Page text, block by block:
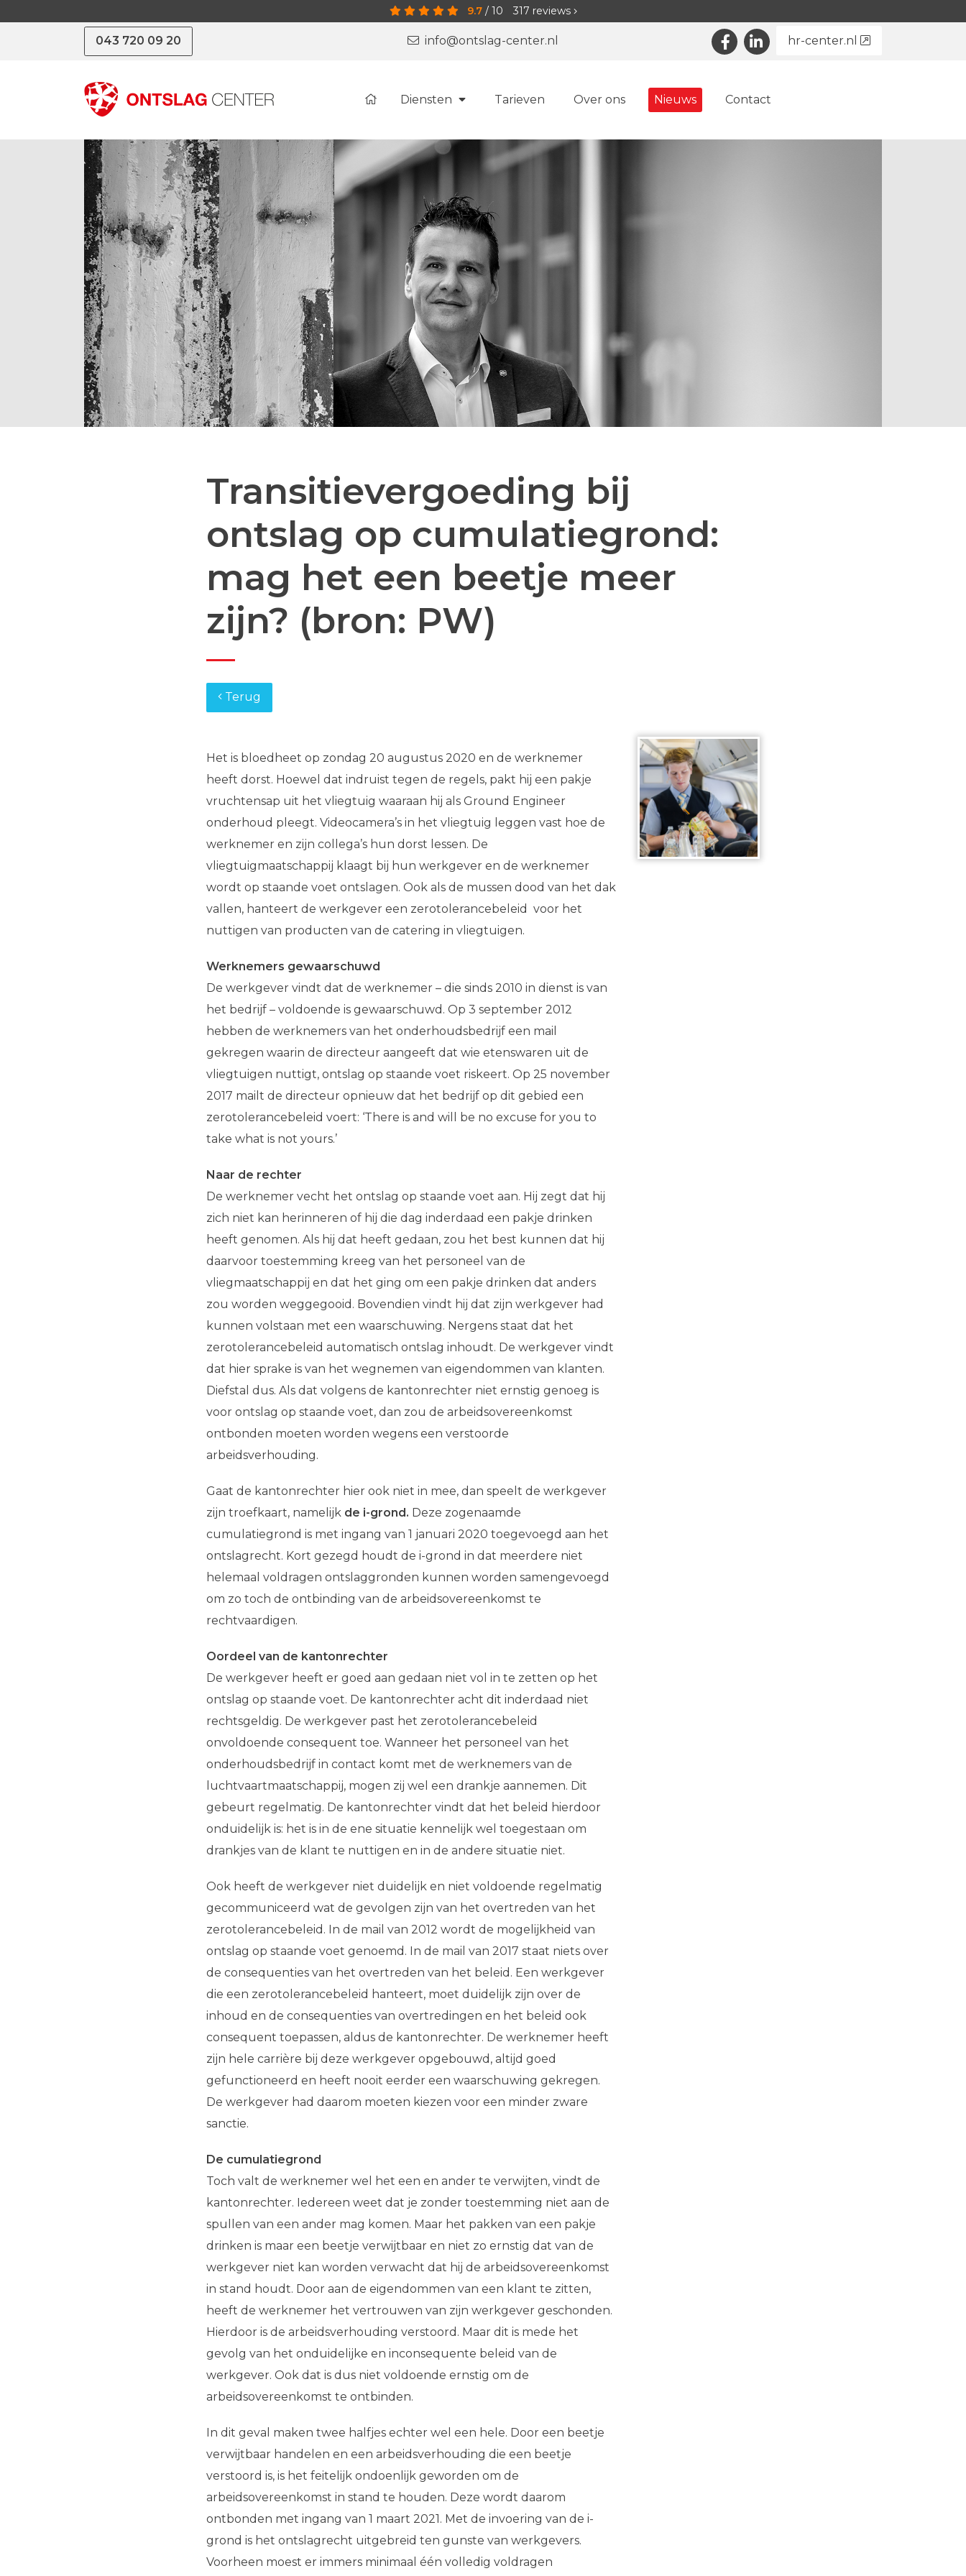
9.7/ 10 317 reviews
043 720 09 20 info@ontslag-center.nl hr-center.nl
Diensten Tarieven Over ons Nieuws Contact
Transitievergoeding bij
ontslag op cumulatiegrond:
mag het een beetje meer
zijn? (bron: PW)
Terug
Het is bloedheet op zondag 20 augustus 2020 en de werknemer
heeft dorst. Hoewel dat indruist tegen de regels, pakt hij een pakje
vruchtensap uit het vliegtuig waaraan hij als Ground Engineer
onderhoud pleegt. Videocamera’s in het vliegtuig leggen vast hoe de
werknemer en zijn collega’s hun dorst lessen. De
vliegtuigmaatschappij klaagt bij hun werkgever en de werknemer
wordt op staande voet ontslagen. Ook als de mussen dood van het dak
vallen, hanteert de werkgever een zerotolerancebeleid voor het
nuttigen van producten van de catering in vliegtuigen.
Werknemers gewaarschuwd
De werkgever vindt dat de werknemer – die sinds 2010 in dienst is van
het bedrijf – voldoende is gewaarschuwd. Op 3 september 2012
hebben de werknemers van het onderhoudsbedrijf een mail
gekregen waarin de directeur aangeeft dat wie etenswaren uit de
vliegtuigen nuttigt, ontslag op staande voet riskeert. Op 25 november
2017 mailt de directeur opnieuw dat het bedrijf op dit gebied een
zerotolerancebeleid voert: ‘There is and will be no excuse for you to
take what is not yours.’
Naar de rechter
De werknemer vecht het ontslag op staande voet aan. Hij zegt dat hij
zich niet kan herinneren of hij die dag inderdaad een pakje drinken
heeft genomen. Als hij dat heeft gedaan, zou het best kunnen dat hij
daarvoor toestemming kreeg van het personeel van de
vliegmaatschappij en dat het ging om een pakje drinken dat anders
zou worden weggegooid. Bovendien vindt hij dat zijn werkgever had
kunnen volstaan met een waarschuwing. Nergens staat dat het
zerotolerancebeleid automatisch ontslag inhoudt. De werkgever vindt
dat hier sprake is van het wegnemen van eigendommen van klanten.
Diefstal dus. Als dat volgens de kantonrechter niet ernstig genoeg is
voor ontslag op staande voet, dan zou de arbeidsovereenkomst
ontbonden moeten worden wegens een verstoorde
arbeidsverhouding.
Gaat de kantonrechter hier ook niet in mee, dan speelt de werkgever
zijn troefkaart, namelijk de i-grond. Deze zogenaamde
cumulatiegrond is met ingang van 1 januari 2020 toegevoegd aan het
ontslagrecht. Kort gezegd houdt de i-grond in dat meerdere niet
helemaal voldragen ontslaggronden kunnen worden samengevoegd
om zo toch de ontbinding van de arbeidsovereenkomst te
rechtvaardigen.
Oordeel van de kantonrechter
De werkgever heeft er goed aan gedaan niet vol in te zetten op het
ontslag op staande voet. De kantonrechter acht dit inderdaad niet
rechtsgeldig. De werkgever past het zerotolerancebeleid
onvoldoende consequent toe. Wanneer het personeel van het
onderhoudsbedrijf in contact komt met de werknemers van de
luchtvaartmaatschappij, mogen zij wel een drankje aannemen. Dit
gebeurt regelmatig. De kantonrechter vindt dat het beleid hierdoor
onduidelijk is: het is in de ene situatie kennelijk wel toegestaan om
drankjes van de klant te nuttigen en in de andere situatie niet.
Ook heeft de werkgever niet duidelijk en niet voldoende regelmatig
gecommuniceerd wat de gevolgen zijn van het overtreden van het
zerotolerancebeleid. In de mail van 2012 wordt de mogelijkheid van
ontslag op staande voet genoemd. In de mail van 2017 staat niets over
de consequenties van het overtreden van het beleid. Een werkgever
die een zerotolerancebeleid hanteert, moet duidelijk zijn over de
inhoud en de consequenties van overtredingen en het beleid ook
consequent toepassen, aldus de kantonrechter. De werknemer heeft
zijn hele carrière bij deze werkgever opgebouwd, altijd goed
gefunctioneerd en heeft nooit eerder een waarschuwing gekregen.
De werkgever had daarom moeten kiezen voor een minder zware
sanctie.
De cumulatiegrond
Toch valt de werknemer wel het een en ander te verwijten, vindt de
kantonrechter. Iedereen weet dat je zonder toestemming niet aan de
spullen van een ander mag komen. Maar het pakken van een pakje
drinken is maar een beetje verwijtbaar en niet zo ernstig dat van de
werkgever niet kan worden verwacht dat hij de arbeidsovereenkomst
in stand houdt. Door aan de eigendommen van een klant te zitten,
heeft de werknemer het vertrouwen van zijn werkgever geschonden.
Hierdoor is de arbeidsverhouding verstoord. Maar dit is mede het
gevolg van het onduidelijke en inconsequente beleid van de
werkgever. Ook dat is dus niet voldoende ernstig om de
arbeidsovereenkomst te ontbinden.
In dit geval maken twee halfjes echter wel een hele. Door een beetje
verwijtbaar handelen en een arbeidsverhouding die een beetje
verstoord is, is het feitelijk ondoenlijk geworden om de
arbeidsovereenkomst in stand te houden. Deze wordt daarom
ontbonden met ingang van 1 maart 2021. Met de invoering van de i-
grond is het ontslagrecht uitgebreid ten gunste van werkgevers.
Voorheen moest er immers minimaal één volledig voldragen